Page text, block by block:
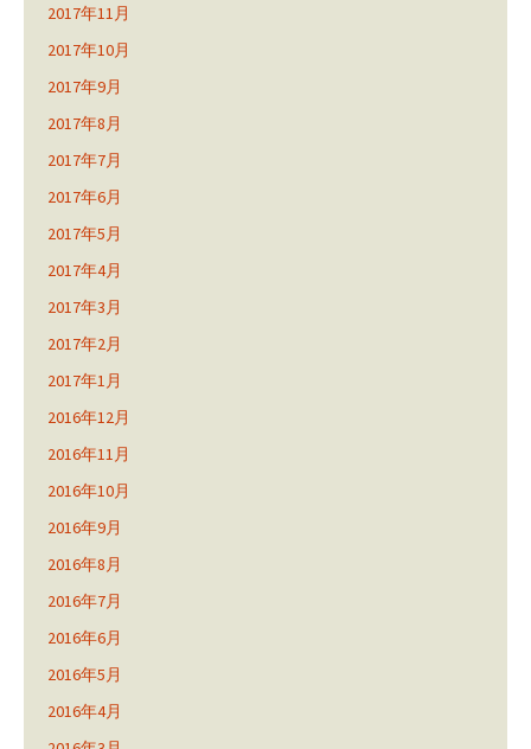
2017年11月
2017年10月
2017年9月
2017年8月
2017年7月
2017年6月
2017年5月
2017年4月
2017年3月
2017年2月
2017年1月
2016年12月
2016年11月
2016年10月
2016年9月
2016年8月
2016年7月
2016年6月
2016年5月
2016年4月